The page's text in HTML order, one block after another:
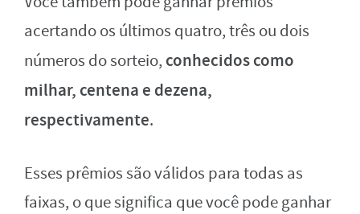
acertando os últimos quatro, três ou dois
números do sorteio, conhecidos como
milhar, centena e dezena,
respectivamente.
Esses prêmios são válidos para todas as
faixas, o que significa que você pode ganhar